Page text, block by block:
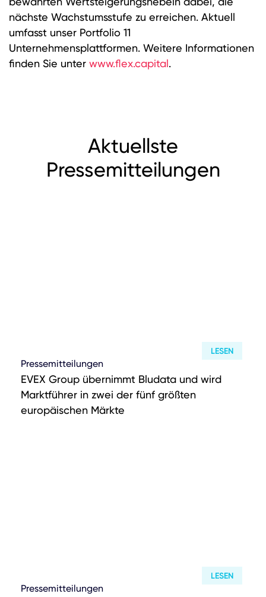
nächste Wachstumsstufe zu erreichen. Aktuell
umfasst unser Portfolio 11
Unternehmensplattformen. Weitere Informationen
finden Sie unter www.flex.capital.
Aktuellste
Pressemitteilungen
LESEN
Pressemitteilungen
EVEX Group übernimmt Bludata und wird
Marktführer in zwei der fünf größten
europäischen Märkte
LESEN
Pressemitteilungen